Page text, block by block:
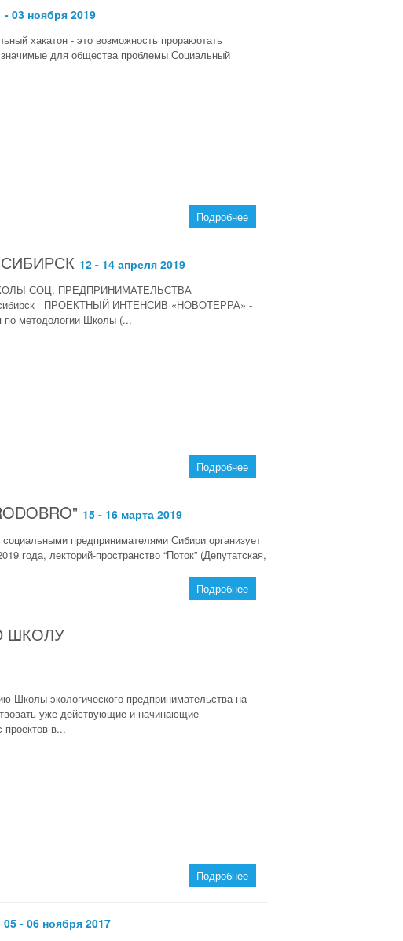
- 03 ноября 2019
хакатон - это возможность прораюотать
для общества проблемы Социальный
Подробнее
12 - 14 апреля 2019
СОЦ. ПРЕДПРИНИМАТЕЛЬСТВА
ПРОЕКТНЫЙ ИНТЕНСИВ «НОВОТЕРРА» -
по методологии Школы (...
Подробнее
15 - 16 марта 2019
предпринимателями Сибири организует
года, лекторий-пространство “Поток” (Депутатская,
Подробнее
ШКОЛУ
экологического предпринимательства на
уже действующие и начинающие
проектов в...
Подробнее
05 - 06 ноября 2017